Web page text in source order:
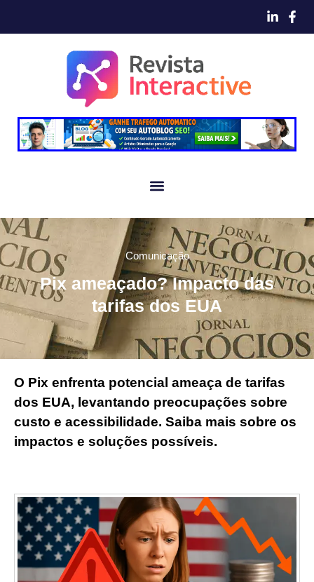
Comunicação
Pix ameaçado? Impacto das
tarifas dos EUA
O Pix enfrenta potencial ameaça de tarifas
dos EUA, levantando preocupações sobre
custo e acessibilidade. Saiba mais sobre os
impactos e soluções possíveis.